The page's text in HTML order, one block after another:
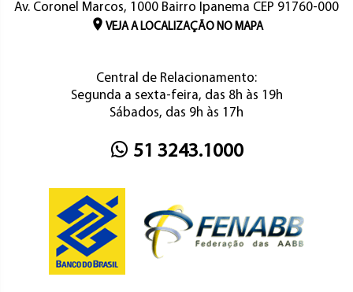
Av. Coronel Marcos, 1000 Bairro Ipanema CEP 91760-000
VEJA A LOCALIZAÇÃO NO MAPA
Central de Relacionamento:
Segunda a sexta-feira, das 8h às 19h
Sábados, das 9h às 17h
51 3243.1000